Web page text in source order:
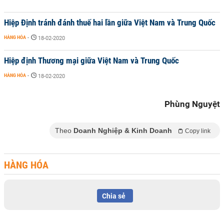
Hiệp Định tránh đánh thuế hai lần giữa Việt Nam và Trung Quốc
HÀNG HÓA - 18-02-2020
Hiệp định Thương mại giữa Việt Nam và Trung Quốc
HÀNG HÓA - 18-02-2020
Phùng Nguyệt
Theo Doanh Nghiệp & Kinh Doanh Copy link
HÀNG HÓA
Chia sẻ